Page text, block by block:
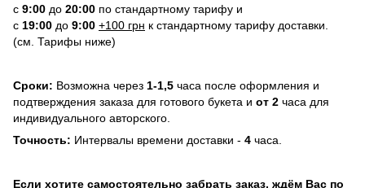
с 9:00 до 20:00 по стандартному тарифу и
с 19:00 до 9:00 +100 грн к стандартному тарифу доставки.
(см. Тарифы ниже)
Сроки: Возможна через 1-1,5 часа после оформления и
подтверждения заказа для готового букета и от 2 часа для
индивидуального авторского.
Точность: Интервалы времени доставки - 4 часа.
Если хотите самостоятельно забрать заказ, ждём Вас по